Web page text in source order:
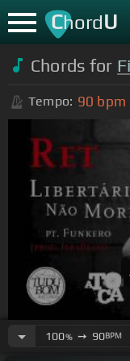
ChordU
Chords for
Tempo: 90 bpm
100%➙ 90BPM